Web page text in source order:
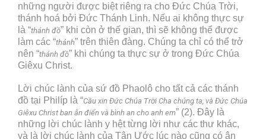
những người được biệt riêng ra cho Đức Chúa Trời,
thánh hoá bởi Đức Thánh Linh. Nếu ai không thực sự
là “thánh đồ” khi còn ở thế gian, thì sẽ không thể được
làm các “thánh” trên thiên đàng. Chúng ta chỉ có thể trở
nên “thánh đồ” khi chúng ta thực sự ở trong Đức Chúa
Giêxu Christ.
Lời chúc lành của sứ đồ Phaolô cho tất cả các thánh
đồ tại Philíp là “Cầu xin Đức Chúa Trời Cha chúng ta, và Đức Chúa
Giêxu Christ ban ân điển và bình an cho anh em” (2). Đây là
những lời chúc lành y hệt từng lời như các thư khác,
và là lời chúc lành của Tân Ước lúc nào cũng có ân